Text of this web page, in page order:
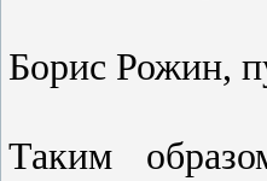
Борис Рожин,
Таким